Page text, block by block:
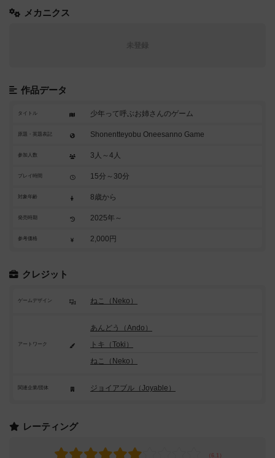
メカニクス
作品データ
タイトル 少年って呼ぶお姉さんのゲーム
原題・英題表記 Shonentteyobu Oneesanno Game
参加人数 3人～4人
プレイ時間 15分～30分
対象年齢 8歳から
発売時期 2025年～
参考価格 2,000円
クレジット
ゲームデザイン ねこ（Neko）
アートワーク
あんどう（Ando）
トキ（Toki）
ねこ（Neko）
関連企業/団体 ジョイアブル（Joyable）
レーティング